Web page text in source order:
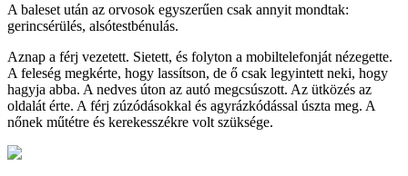
A baleset után az orvosok egyszerűen csak annyit mondtak:
gerincsérülés, alsótestbénulás.
Aznap a férj vezetett. Sietett, és folyton a mobiltelefonját nézegette.
A feleség megkérte, hogy lassítson, de ő csak legyintett neki, hogy
hagyja abba. A nedves úton az autó megcsúszott. Az ütközés az
oldalát érte. A férj zúzódásokkal és agyrázkódással úszta meg. A
nőnek műtétre és kerekesszékre volt szüksége.